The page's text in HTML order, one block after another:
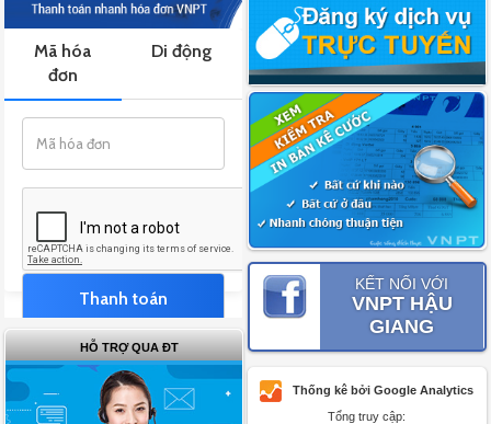
HỖ TRỢ QUA ĐT
KẾT NỐI VỚI
VNPT HẬU
GIANG
Thống kê bởi Google Analytics
Tổng truy cập: